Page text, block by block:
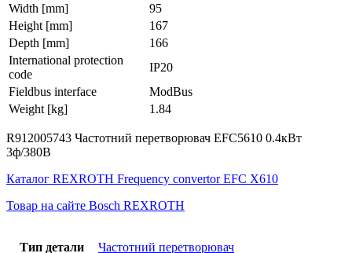
Width [mm]
95
Height [mm]
167
Depth [mm]
166
International protection
code
IP20
Fieldbus interface
ModBus
Weight [kg]
1.84
R912005743 Частотний перетворювач EFC5610 0.4кВт
3ф/380В
Каталог REXROTH Frequency convertor EFC X610
Товар на сайте Bosch REXROTH
Тип детали Частотний перетворювач